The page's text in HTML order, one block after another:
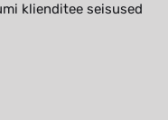
klienditee seisused